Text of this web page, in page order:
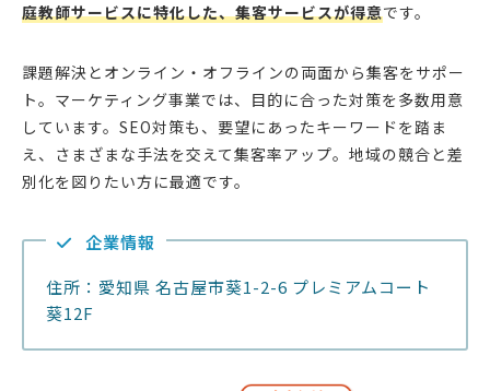
庭教師サービスに特化した、集客サービスが得意です。
課題解決とオンライン・オフラインの両面から集客をサポー
ト。マーケティング事業では、目的に合った対策を多数用意
しています。SEO対策も、要望にあったキーワードを踏ま
え、さまざまな手法を交えて集客率アップ。地域の競合と差
別化を図りたい方に最適です。
企業情報
住所：愛知県 名古屋市葵1-2-6 プレミアムコート
葵12F